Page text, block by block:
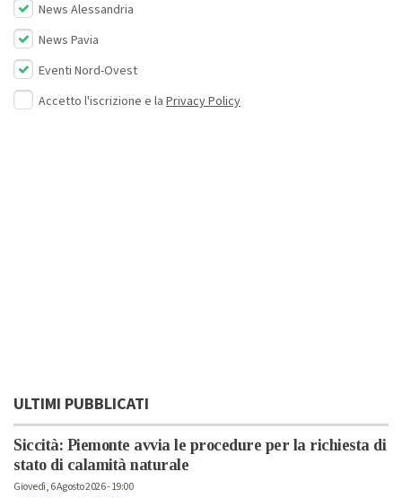
News Alessandria
News Pavia
Eventi Nord-Ovest
Accetto l'iscrizione e la Privacy Policy
ULTIMI PUBBLICATI
Siccità: Piemonte avvia le procedure per la richiesta di
stato di calamità naturale
Giovedì, 6 Agosto 2026 - 19:00